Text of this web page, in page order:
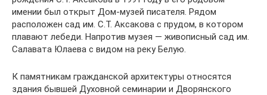
имении был открыт Дом-музей писателя. Рядом
расположен сад им. С.Т. Аксакова с прудом, в котором
плавают лебеди. Напротив музея — живописный сад им.
Салавата Юлаева с видом на реку Белую.
К памятникам гражданской архитектуры относятся
здания бывшей Духовной семинарии и Дворянского